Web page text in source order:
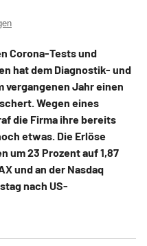
Corona-Tests und
hat dem Diagnostik- und
vergangenen Jahr einen
Wegen eines
die Firma ihre bereits
etwas. Die Erlöse
um 23 Prozent auf 1,87
und an der Nasdaq
nach US-